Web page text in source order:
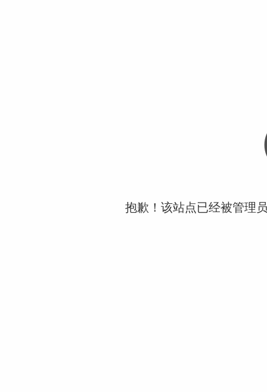
抱歉！该站点已经被管理